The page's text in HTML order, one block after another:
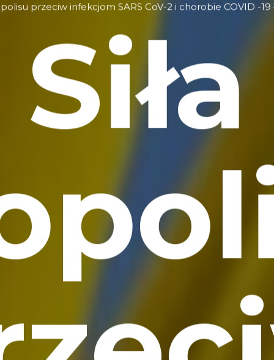
przeciw infekcjom SARS CoV-2 i chorobie COVID -
Siła